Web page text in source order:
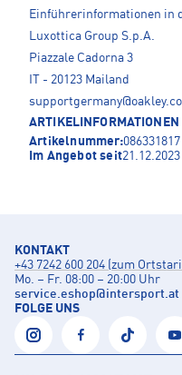
Einführerinformationen in
Luxottica Group S.p.A.
Piazzale Cadorna 3
IT - 20123 Mailand
ARTIKELINFORMATIONEN
Artikelnummer:086331817
Im Angebot seit21.12.2023
KONTAKT
+43 7242 600 204 (zum
Mo. – Fr. 08:00 – 20:00 Uhr
service.eshop@intersport.at
FOLGE UNS